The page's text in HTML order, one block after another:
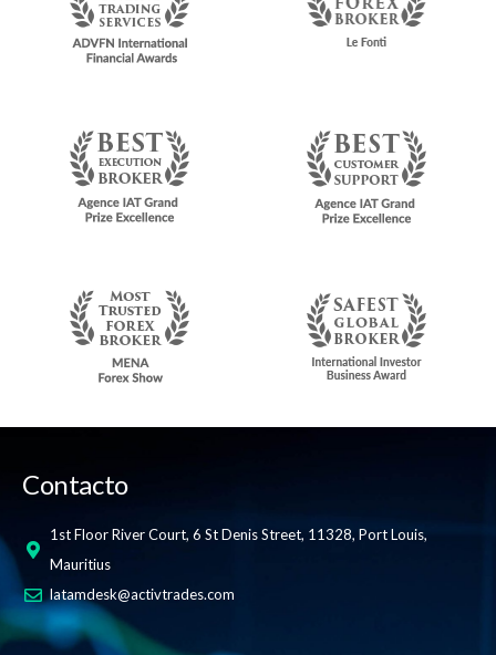
Contacto
1st Floor River Court, 6 St Denis Street, 11328, Port Louis,
Mauritius
latamdesk@activtrades.com